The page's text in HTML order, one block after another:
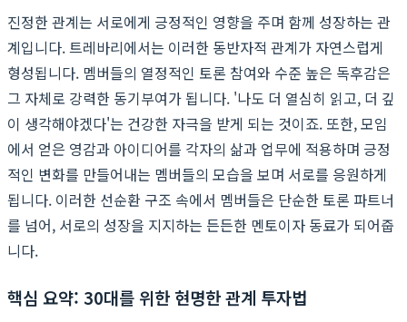
진정한 관계는 서로에게 긍정적인 영향을 주며 함께 성장하는 관
계입니다. 트레바리에서는 이러한 동반자적 관계가 자연스럽게
형성됩니다. 멤버들의 열정적인 토론 참여와 수준 높은 독후감은
그 자체로 강력한 동기부여가 됩니다. '나도 더 열심히 읽고, 더 깊
이 생각해야겠다'는 건강한 자극을 받게 되는 것이죠. 또한, 모임
에서 얻은 영감과 아이디어를 각자의 삶과 업무에 적용하며 긍정
적인 변화를 만들어내는 멤버들의 모습을 보며 서로를 응원하게
됩니다. 이러한 선순환 구조 속에서 멤버들은 단순한 토론 파트너
를 넘어, 서로의 성장을 지지하는 든든한 멘토이자 동료가 되어줍
니다.
핵심 요약: 30대를 위한 현명한 관계 투자법